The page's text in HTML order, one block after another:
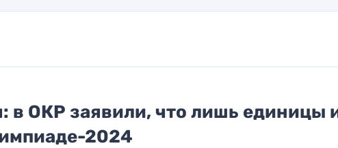
в ОКР заявили, что лишь единицы
2024